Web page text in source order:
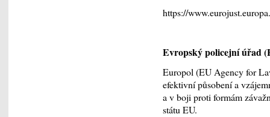
https://
Evropský policejní úřad
Europol (EU Agency for
efektivní působení a
a v boji proti formám
státu EU.